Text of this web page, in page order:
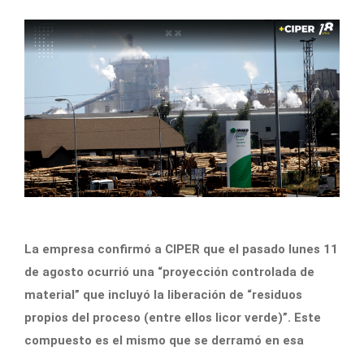
La empresa confirmó a CIPER que el pasado lunes 11
de agosto ocurrió una “proyección controlada de
material” que incluyó la liberación de “residuos
propios del proceso (entre ellos licor verde)”. Este
compuesto es el mismo que se derramó en esa